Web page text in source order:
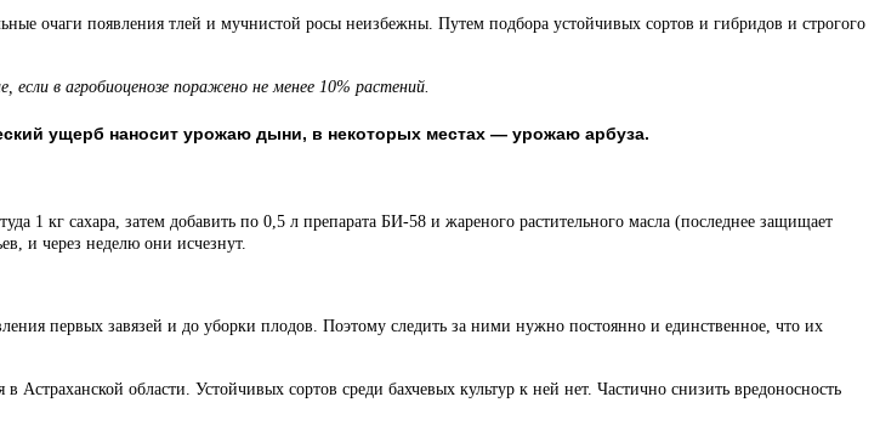
очаги появления тлей и мучнистой росы неизбежны. Путем подбора устойчивых сортов и гибридов и строгого
в агробиоценозе поражено не менее 10% растений.
ущерб наносит урожаю дыни, в некоторых местах — урожаю арбуза.
1 кг сахара, затем добавить по 0,5 л препарата БИ-58 и жареного растительного масла (последнее защищает
и через неделю они исчезнут.
первых завязей и до уборки плодов. Поэтому следить за ними нужно постоянно и единственное, что их
в Астраханской области. Устойчивых сортов среди бахчевых культур к ней нет. Частично снизить вредоносность